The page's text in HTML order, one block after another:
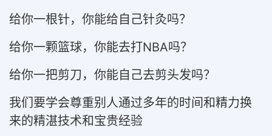
给你一根针，你能给自己针灸吗？
给你一颗篮球，你能去打NBA吗？
给你一把剪刀，你能自己去剪头发吗？
我们要学会尊重别人通过多年的时间和精力换
来的精湛技术和宝贵经验